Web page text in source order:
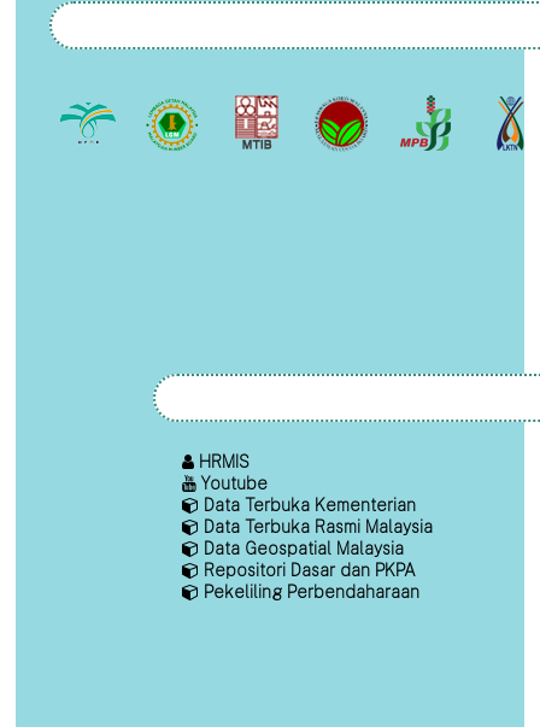
HRMIS
Youtube
Data Terbuka Kementerian
Data Terbuka Rasmi Malaysia
Data Geospatial Malaysia
Repositori Dasar dan PKPA
Pekeliling Perbendaharaan